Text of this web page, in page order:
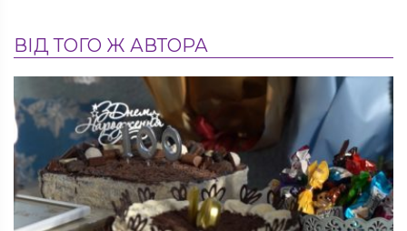
ВІД ТОГО Ж АВТОРА